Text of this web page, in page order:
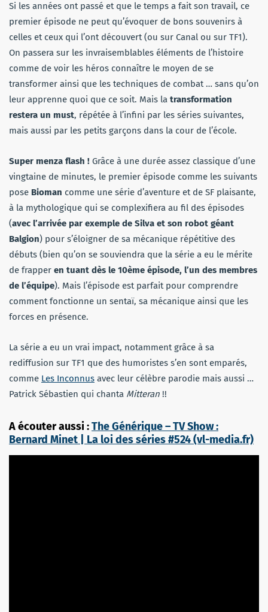
Si les années ont passé et que le temps a fait son travail, ce
premier épisode ne peut qu’évoquer de bons souvenirs à
celles et ceux qui l’ont découvert (ou sur Canal ou sur TF1).
On passera sur les invraisemblables éléments de l’histoire
comme de voir les héros connaître le moyen de se
transformer ainsi que les techniques de combat … sans qu’on
leur apprenne quoi que ce soit. Mais la transformation
restera un must, répétée à l’infini par les séries suivantes,
mais aussi par les petits garçons dans la cour de l’école.
Super menza flash ! Grâce à une durée assez classique d’une
vingtaine de minutes, le premier épisode comme les suivants
pose Bioman comme une série d’aventure et de SF plaisante,
à la mythologique qui se complexifiera au fil des épisodes
(avec l’arrivée par exemple de Silva et son robot géant
Balgion) pour s’éloigner de sa mécanique répétitive des
débuts (bien qu’on se souviendra que la série a eu le mérite
de frapper en tuant dès le 10ème épisode, l’un des membres
de l’équipe). Mais l’épisode est parfait pour comprendre
comment fonctionne un sentaï, sa mécanique ainsi que les
forces en présence.
La série a eu un vrai impact, notamment grâce à sa
rediffusion sur TF1 que des humoristes s’en sont emparés,
comme Les Inconnus avec leur célèbre parodie mais aussi …
Patrick Sébastien qui chanta Mitteran !!
A écouter aussi :The Générique – TV Show :
Bernard Minet | La loi des séries #524 (vl-media.fr)